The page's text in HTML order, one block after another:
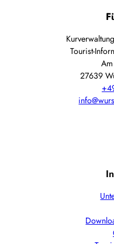
Tourist-
27639